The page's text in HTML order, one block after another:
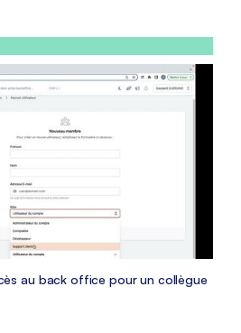
au back office pour un collègue